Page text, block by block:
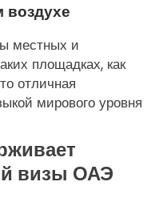
воздухе
местных и
площадках, как
отличная
мирового уровня
визы ОАЭ